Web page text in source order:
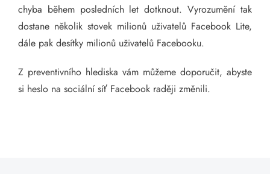
chyba během posledních let dotknout. Vyrozumění tak
dostane několik stovek milionů uživatelů Facebook Lite,
dále pak desítky milionů uživatelů Facebooku.
Z preventivního hlediska vám můžeme doporučit, abyste
si heslo na sociální síť Facebook raději změnili.